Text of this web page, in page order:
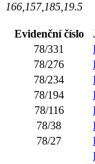
166,157,185,19.5
Evidenční číslo
78/331
78/276
78/234
78/194
78/116
78/38
78/27